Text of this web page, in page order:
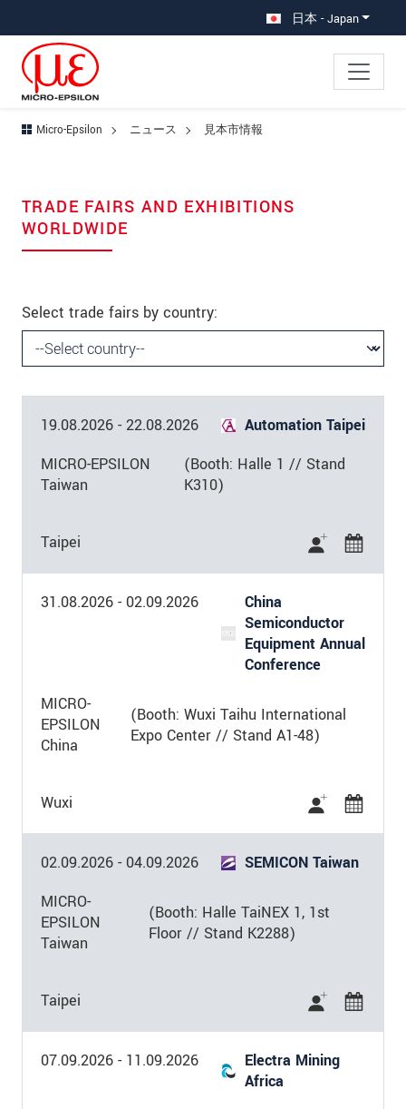
日本 - Japan
Micro-Epsilon ニュース 見本市情報
TRADE FAIRS AND EXHIBITIONS
WORLDWIDE
Select trade fairs by country:
19.08.2026 - 22.08.2026 Automation Taipei
Taipei
MICRO-EPSILON
Taiwan
(Booth: Halle 1 // Stand
K310)
31.08.2026 - 02.09.2026
China
Semiconductor
Equipment Annual
Conference
Wuxi
MICRO-
EPSILON
China
(Booth: Wuxi Taihu International
Expo Center // Stand A1-48)
02.09.2026 - 04.09.2026 SEMICON Taiwan
Taipei
MICRO-
EPSILON
Taiwan
(Booth: Halle TaiNEX 1, 1st
Floor // Stand K2288)
07.09.2026 - 11.09.2026
Electra Mining
Africa
Please make me an appointment
at the following exhibition:
姓 *
会社名
所在地
国*
メールアドレ
ス
メッセージ*
* 必須フィールド。
私たちはお客様の個人情報を内密に扱い
ます。
個人情報に関するプライバシース